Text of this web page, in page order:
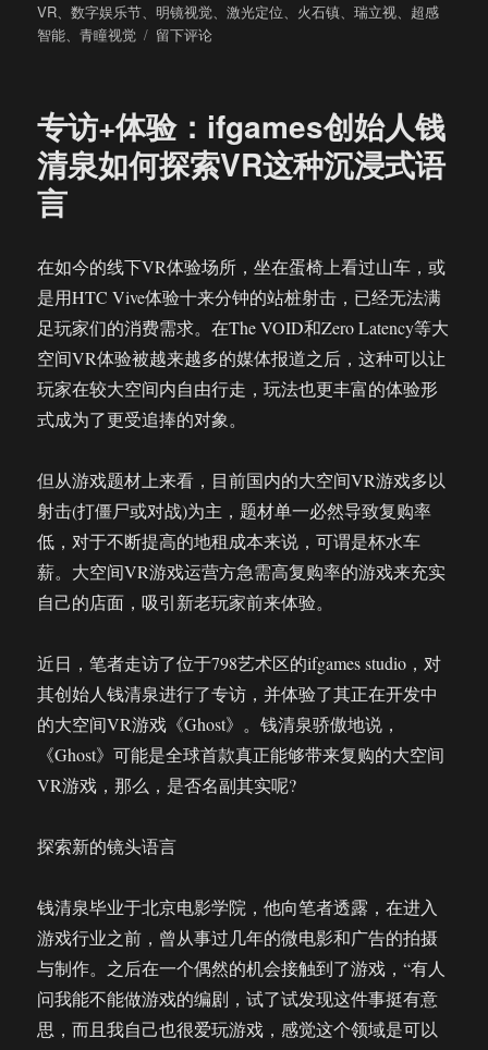
VR、数字娱乐节、明镜视觉、激光定位、 火石镇、瑞立视、 超感
智能、青瞳视觉
于
2017
北
京
乐
节
笔
者
发
现
了
这
新
玩
意
儿
和
新
趋
留下评论
专访+体验：ifgames创始人钱
清泉如何探索VR这种沉浸式语
言
在如今的线下VR体验场所，坐在蛋椅上看过山车，或
是用HTC Vive体验十来分钟的站桩射击，已经无法满
足玩家们的消费需求。在The VOID和Zero Latency等大
空间VR体验被越来越多的媒体报道之后，这种可以让
玩家在较大空间内自由行走，玩法也更丰富的体验形
式成为了更受追捧的对象。
但从游戏题材上来看，目前国内的大空间VR游戏多以
射击(打僵尸或对战)为主，题材单一必然导致复购率
低，对于不断提高的地租成本来说，可谓是杯水车
薪。大空间VR游戏运营方急需高复购率的游戏来充实
自己的店面，吸引新老玩家前来体验。
近日，笔者走访了位于798艺术区的ifgames studio，对
其创始人钱清泉进行了专访，并体验了其正在开发中
的大空间VR游戏《Ghost》。钱清泉骄傲地说，
《Ghost》可能是全球首款真正能够带来复购的大空间
VR游戏，那么，是否名副其实呢?
探索新的镜头语言
钱清泉毕业于北京电影学院，他向笔者透露，在进入
游戏行业之前，曾从事过几年的微电影和广告的拍摄
与制作。之后在一个偶然的机会接触到了游戏，“有人
问我能不能做游戏的编剧，试了试发现这件事挺有意
思，而且我自己也很爱玩游戏，感觉这个领域是可以